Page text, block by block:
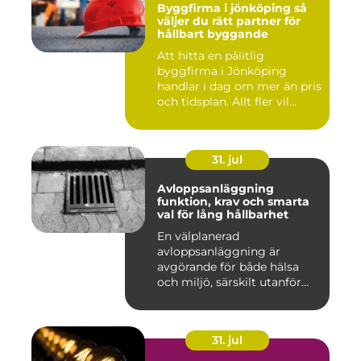
Byggfirma i jönköping så
väljer du rätt partner för
hållbart byggande
Att hitta en pålitlig
byggfirma i Jönköping
handlar i dag om mer än pris
och tidsplan. Allt fler vil...
31. jul
Avloppsanläggning
funktion, krav och smarta
val för lång hållbarhet
En välplanerad
avloppsanläggning är
avgörande för både hälsa
och miljö, särskilt utanför
31. jul